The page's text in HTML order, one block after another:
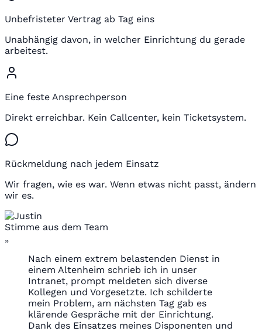
Unbefristeter Vertrag ab Tag eins
Unabhängig davon, in welcher Einrichtung du gerade
arbeitest.
Eine feste Ansprechperson
Direkt erreichbar. Kein Callcenter, kein Ticketsystem.
Rückmeldung nach jedem Einsatz
Wir fragen, wie es war. Wenn etwas nicht passt, ändern
wir es.
Stimme aus dem Team
„
Nach einem extrem belastenden Dienst in
einem Altenheim schrieb ich in unser
Intranet, prompt meldeten sich diverse
Kollegen und Vorgesetzte. Ich schilderte
mein Problem, am nächsten Tag gab es
klärende Gespräche mit der Einrichtung.
Dank des Einsatzes meines Disponenten und